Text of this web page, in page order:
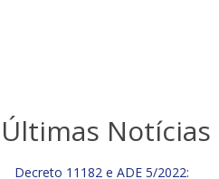
Últimas Notícias
Decreto 11182 e ADE 5/2022: